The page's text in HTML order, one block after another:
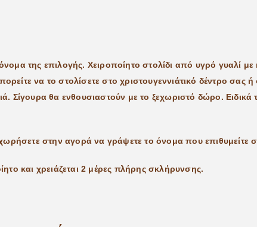
όνομα της επιλογής. Χειροποίητο στολίδι από υγρό γυαλί
να το στολίσετε στο χριστουγεννιάτικό δέντρο
Σίγουρα θα ενθουσιαστούν με το ξεχωριστό δώρο.
στην αγορά να γράψετε το όνομα που επιθυμείτε
και χρειάζεται 2 μέρες πλήρης σκλήρυνσης.